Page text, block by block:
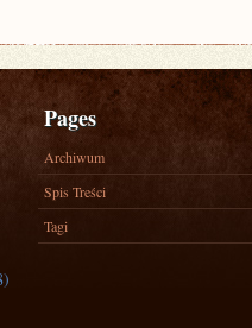
Pages
Archiwum
Spis Treści
Tagi